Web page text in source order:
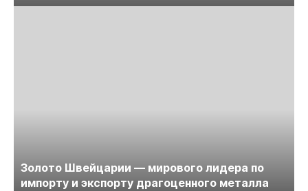
Золото Швейцарии — мирового лидера по
импорту и экспорту драгоценного металла